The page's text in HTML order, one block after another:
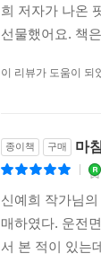
희 저자가 나온
선물했어요. 책
이 리뷰가 도움이 되
종이책 구매 마
신예희 작가님
매하였다. 운전
서 본 적이 있는